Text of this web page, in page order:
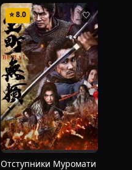
⭐8.0 🤍
Отступники Муромати